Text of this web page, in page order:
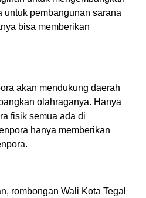
pembangunan sarana
bisa memberikan
akan mendukung daerah
olahraganya. Hanya
fisik semua ada di
hanya memberikan
rombongan Wali Kota Tegal